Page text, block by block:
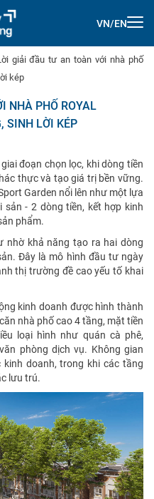
VN/EN
giải đầu tư an toàn với nhà phố
kép
NHÀ PHỐ ROYAL
SINH LỜI KÉP
đoạn chọn lọc, khi dòng tiền
thực và tạo giá trị bền vững.
Garden nổi lên như một lựa
- 2 dòng tiền, kết hợp kinh
phẩm.
nhờ khả năng tạo ra hai dòng
Đây là mô hình đầu tư ngày
thị trường đề cao yếu tố khai
kinh doanh được hình thành
nhà phố cao 4 tầng, mặt tiền
loại hình như quán cà phê,
phòng dịch vụ. Không gian
doanh, trong khi các tầng
lưu trú.